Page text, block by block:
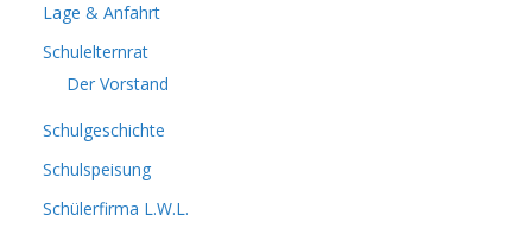
Lage & Anfahrt
Schulelternrat
Der Vorstand
Schulgeschichte
Schulspeisung
Schülerfirma L.W.L.